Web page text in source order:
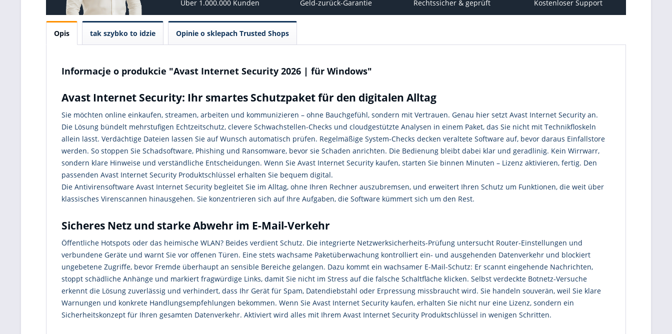
Über 1.000.000 Kunden Geld-zurück-Garantie Rechtssicher & geprüft Kostenloser Support
Opis tak szybko to idzie Opinie o sklepach Trusted Shops
Informacje o produkcie "Avast Internet Security 2026 | für Windows"
Avast Internet Security: Ihr smartes Schutzpaket für den digitalen Alltag
Sie möchten online einkaufen, streamen, arbeiten und kommunizieren – ohne Bauchgefühl, sondern mit Vertrauen. Genau hier setzt Avast Internet Security an.
Die Lösung bündelt mehrstufigen Echtzeitschutz, clevere Schwachstellen-Checks und cloudgestützte Analysen in einem Paket, das Sie nicht mit Technikfloskeln
allein lässt. Verdächtige Dateien lassen Sie auf Wunsch automatisch prüfen. Regelmäßige System-Checks decken veraltete Software auf, bevor daraus Einfallstore
werden. So stoppen Sie Schadsoftware, Phishing und Ransomware, bevor sie Schaden anrichten. Die Bedienung bleibt dabei klar und geradlinig. Kein Wirrwarr,
sondern klare Hinweise und verständliche Entscheidungen. Wenn Sie Avast Internet Security kaufen, starten Sie binnen Minuten – Lizenz aktivieren, fertig. Den
passenden Avast Internet Security Produktschlüssel erhalten Sie bequem digital.
Die Antivirensoftware Avast Internet Security begleitet Sie im Alltag, ohne Ihren Rechner auszubremsen, und erweitert Ihren Schutz um Funktionen, die weit über
klassisches Virenscannen hinausgehen. Sie konzentrieren sich auf Ihre Aufgaben, die Software kümmert sich um den Rest.
Sicheres Netz und starke Abwehr im E-Mail-Verkehr
Öffentliche Hotspots oder das heimische WLAN? Beides verdient Schutz. Die integrierte Netzwerksicherheits-Prüfung untersucht Router-Einstellungen und
verbundene Geräte und warnt Sie vor offenen Türen. Eine stets wachsame Paketüberwachung kontrolliert ein- und ausgehenden Datenverkehr und blockiert
ungebetene Zugriffe, bevor Fremde überhaupt an sensible Bereiche gelangen. Dazu kommt ein wachsamer E-Mail-Schutz: Er scannt eingehende Nachrichten,
stoppt schädliche Anhänge und markiert fragwürdige Links, damit Sie nicht im Stress auf die falsche Schaltfläche klicken. Selbst verdeckte Botnetz-Versuche
erkennt die Lösung zuverlässig und verhindert, dass Ihr Gerät für Spam, Datendiebstahl oder Erpressung missbraucht wird. Sie handeln souverän, weil Sie klare
Warnungen und konkrete Handlungsempfehlungen bekommen. Wenn Sie Avast Internet Security kaufen, erhalten Sie nicht nur eine Lizenz, sondern ein
Sicherheitskonzept für Ihren gesamten Datenverkehr. Aktiviert wird alles mit Ihrem Avast Internet Security Produktschlüssel in wenigen Schritten.